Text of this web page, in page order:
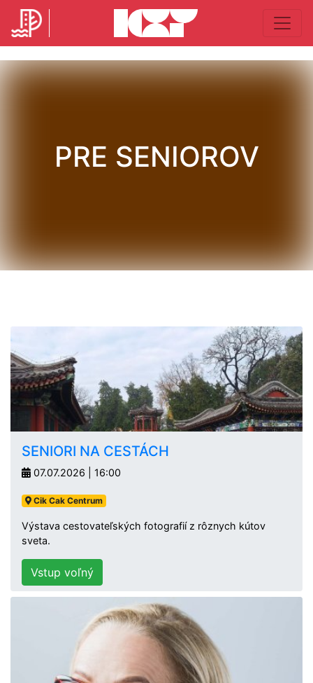
PRE SENIOROV
SENIORI NA CESTÁCH
07.07.2026 | 16:00
Cik Cak Centrum
Výstava cestovateľských fotografií z rôznych kútov
sveta.
Vstup voľný